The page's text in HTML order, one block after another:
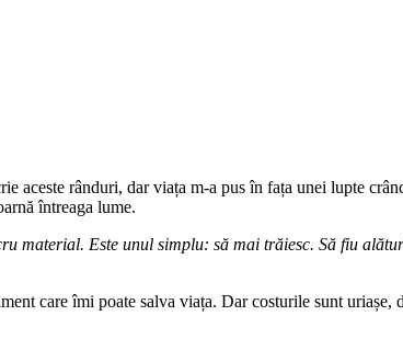
aceste rânduri, dar viața m-a pus în fața unei lupte
întreaga lume.
material. Este unul simplu: să mai trăiesc. Să fiu
care îmi poate salva viața. Dar costurile sunt uriașe,